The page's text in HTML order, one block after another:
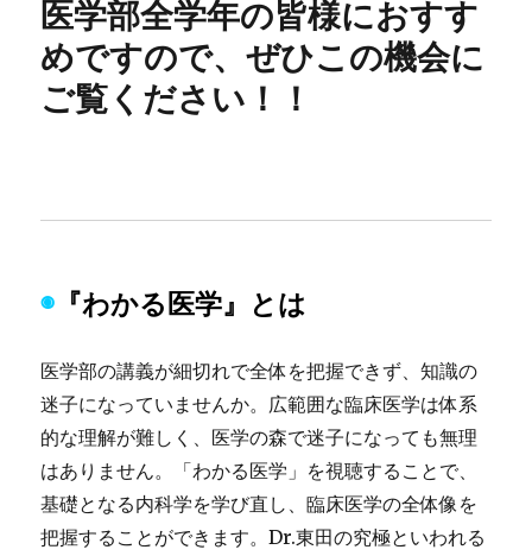
医学部全学年の皆様におすす
めですので、ぜひこの機会に
ご覧ください！！
◉ 『わかる医学』とは
医学部の講義が細切れで全体を把握できず、知識の
迷子になっていませんか。広範囲な臨床医学は体系
的な理解が難しく、医学の森で迷子になっても無理
はありません。「わかる医学」を視聴することで、
基礎となる内科学を学び直し、臨床医学の全体像を
把握することができます。Dr.東田の究極といわれる